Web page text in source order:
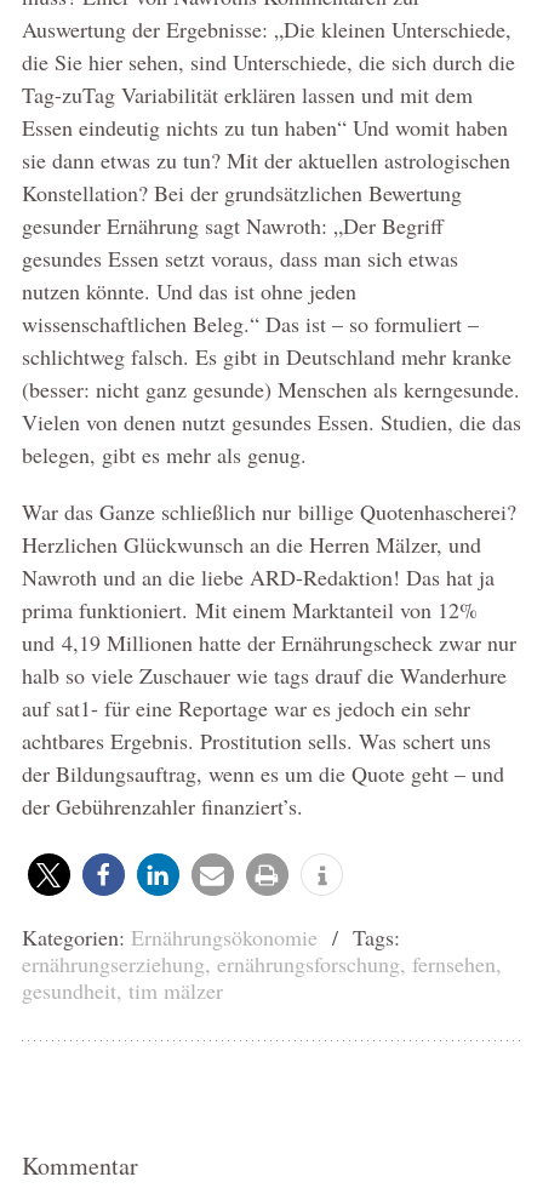
Auswertung der Ergebnisse: „Die kleinen Unterschiede,
die Sie hier sehen, sind Unterschiede, die sich durch die
Tag-zuTag Variabilität erklären lassen und mit dem
Essen eindeutig nichts zu tun haben“ Und womit haben
sie dann etwas zu tun? Mit der aktuellen astrologischen
Konstellation? Bei der grundsätzlichen Bewertung
gesunder Ernährung sagt Nawroth: „Der Begriff
gesundes Essen setzt voraus, dass man sich etwas
nutzen könnte. Und das ist ohne jeden
wissenschaftlichen Beleg.“ Das ist – so formuliert –
schlichtweg falsch. Es gibt in Deutschland mehr kranke
(besser: nicht ganz gesunde) Menschen als kerngesunde.
Vielen von denen nutzt gesundes Essen. Studien, die das
belegen, gibt es mehr als genug.
War das Ganze schließlich nur billige Quotenhascherei?
Herzlichen Glückwunsch an die Herren Mälzer, und
Nawroth und an die liebe ARD-Redaktion! Das hat ja
prima funktioniert. Mit einem Marktanteil von 12%
und 4,19 Millionen hatte der Ernährungscheck zwar nur
halb so viele Zuschauer wie tags drauf die Wanderhure
auf sat1- für eine Reportage war es jedoch ein sehr
achtbares Ergebnis. Prostitution sells. Was schert uns
der Bildungsauftrag, wenn es um die Quote geht – und
der Gebührenzahler finanziert’s.
Kategorien: Ernährungsökonomie/ Tags:
ernährungserziehung, ernährungsforschung, fernsehen,
gesundheit, tim mälzer
Kommentar